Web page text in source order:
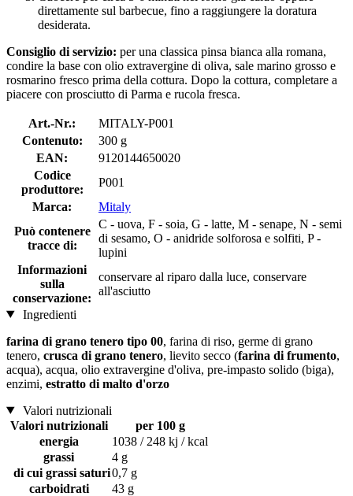
direttamente sul barbecue, fino a raggiungere la doratura
desiderata.
Consiglio di servizio: per una classica pinsa bianca alla romana,
condire la base con olio extravergine di oliva, sale marino grosso e
rosmarino fresco prima della cottura. Dopo la cottura, completare a
piacere con prosciutto di Parma e rucola fresca.
Art.-Nr.:
MITALY-P001
Contenuto:
300 g
EAN:
9120144650020
Codice
produttore:
P001
Marca:
Mitaly
Può contenere
tracce di:
C - uova, F - soia, G - latte, M - senape, N - semi
di sesamo, O - anidride solforosa e solfiti, P -
lupini
Informazioni
sulla
conservazione:
conservare al riparo dalla luce, conservare
all'asciutto
Ingredienti
farina di grano tenero tipo 00, farina di riso, germe di grano
tenero, crusca di grano tenero, lievito secco (farina di frumento,
acqua), acqua, olio extravergine d'oliva, pre-impasto solido (biga),
enzimi, estratto di malto d'orzo
Valori nutrizionali
Valori nutrizionali
per 100 g
energia
1038 / 248 kj / kcal
grassi
4 g
di cui grassi saturi0,7 g
carboidrati
43 g